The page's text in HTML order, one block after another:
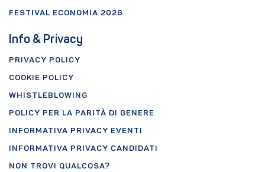
FESTIVAL ECONOMIA 2026
Info & Privacy
PRIVACY POLICY
COOKIE POLICY
WHISTLEBLOWING
POLICY PER LA PARITÀ DI GENERE
INFORMATIVA PRIVACY EVENTI
INFORMATIVA PRIVACY CANDIDATI
NON TROVI QUALCOSA?